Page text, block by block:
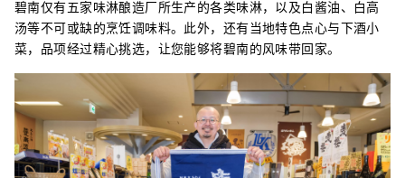
碧南仅有五家味淋酿造厂所生产的各类味淋，以及白酱油、白高
汤等不可或缺的烹饪调味料。此外，还有当地特色点心与下酒小
菜，品项经过精心挑选，让您能够将碧南的风味带回家。